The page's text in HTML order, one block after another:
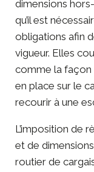
dimensions
qu’il est
obligations afin
vigueur. Elles
comme la façon
en place sur le
recourir à une
L’imposition de
et de
routier de